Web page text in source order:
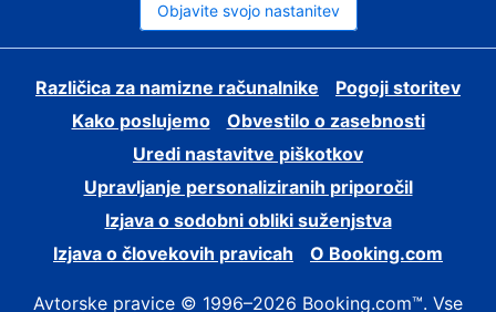
Objavite svojo nastanitev
Različica za namizne računalnike
Pogoji storitev
Kako poslujemo
Obvestilo o zasebnosti
Uredi nastavitve piškotkov
Upravljanje personaliziranih priporočil
Izjava o sodobni obliki suženjstva
Izjava o človekovih pravicah
O Booking.com
Avtorske pravice © 1996–2026 Booking.com™. Vse